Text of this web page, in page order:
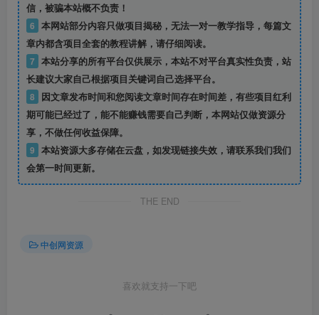
信，被骗本站概不负责！
6 本网站部分内容只做项目揭秘，无法一对一教学指导，每篇文
章内都含项目全套的教程讲解，请仔细阅读。
7 本站分享的所有平台仅供展示，本站不对平台真实性负责，站
长建议大家自己根据项目关键词自己选择平台。
8
因文章发布时间和您阅读文章时间存在时间差，有些项目红利
期可能已经过了，能不能赚钱需要自己判断，本网站仅做资源分
享，不做任何收益保障。
9 本站资源大多存储在云盘，如发现链接失效，请联系我们我们
会第一时间更新。
THE END
中创网资源
喜欢就支持一下吧